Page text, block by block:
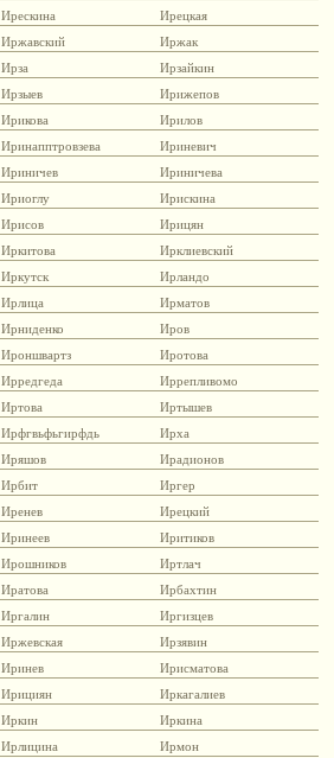
Ирескина
Ирецкая
Иржавский
Иржак
Ирза
Ирзайкин
Ирзыев
Ирижепов
Ирикова
Ирилов
Иринапптровзева
Ириневич
Ириничев
Ириничева
Ириоглу
Ирискина
Ирисов
Ирицян
Иркитова
Ирклиевский
Иркутск
Ирландо
Ирлица
Ирматов
Ирниденко
Иров
Ироншвартз
Иротова
Ирредгеда
Иррепливомо
Иртова
Иртышев
Ирфгвьфьгирфдь
Ирха
Иряшов
Ирадионов
Ирбит
Иргер
Иренев
Ирецкий
Иринеев
Иритиков
Ирошников
Иртлач
Иратова
Ирбахтин
Иргалин
Иргизцев
Иржевская
Ирзявин
Иринев
Ирисматова
Ирициян
Иркагалиев
Иркин
Иркина
Ирлицина Ирмон